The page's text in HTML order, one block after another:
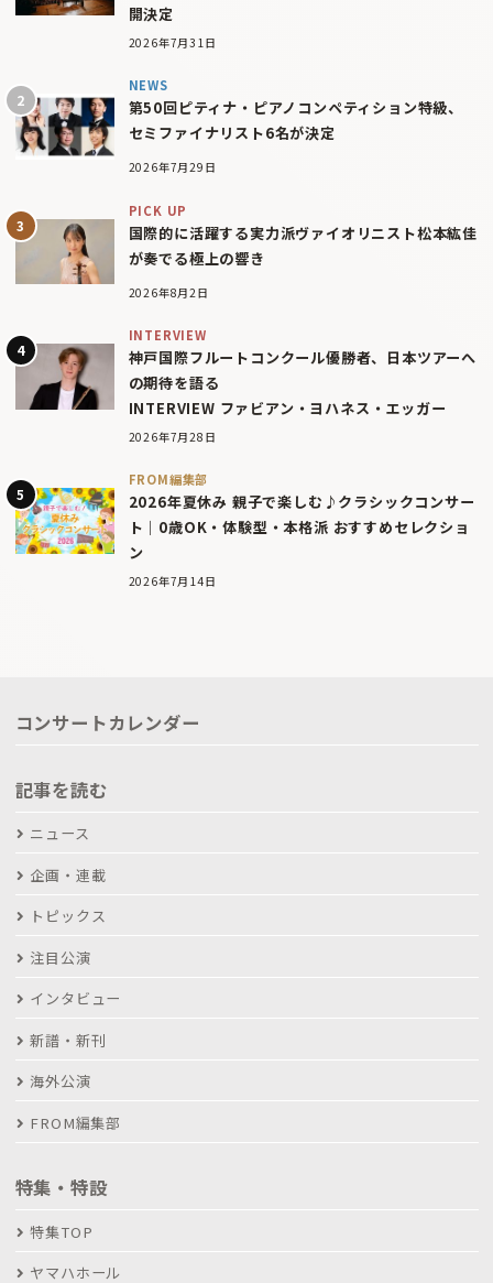
開決定
2026年7月31日
NEWS
第50回ピティナ・ピアノコンペティション特級、
セミファイナリスト6名が決定
2026年7月29日
PICK UP
国際的に活躍する実力派ヴァイオリニスト松本紘佳
が奏でる極上の響き
2026年8月2日
INTERVIEW
神戸国際フルートコンクール優勝者、日本ツアーへ
の期待を語る
INTERVIEW ファビアン・ヨハネス・エッガー
2026年7月28日
FROM編集部
2026年夏休み 親子で楽しむ♪クラシックコンサー
ト｜0歳OK・体験型・本格派 おすすめセレクショ
ン
2026年7月14日
コンサートカレンダー
記事を読む
ニュース
企画・連載
トピックス
注目公演
インタビュー
新譜・新刊
海外公演
FROM編集部
特集・特設
特集TOP
ヤマハホール